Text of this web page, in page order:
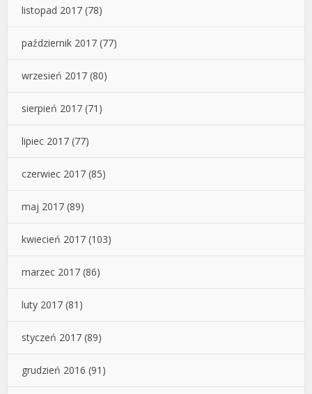
listopad 2017 (78)
październik 2017 (77)
wrzesień 2017 (80)
sierpień 2017 (71)
lipiec 2017 (77)
czerwiec 2017 (85)
maj 2017 (89)
kwiecień 2017 (103)
marzec 2017 (86)
luty 2017 (81)
styczeń 2017 (89)
grudzień 2016 (91)